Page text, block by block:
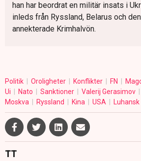
han har beordrat en militär insats i
inleds från Ryssland, Belarus och
annekterade Krimhalvön.
Politik Oroligheter Konflikter FN
Ui
Nato Sanktioner Valerij Gerasimov
Moskva
Ryssland Kina USA Luhansk
TT